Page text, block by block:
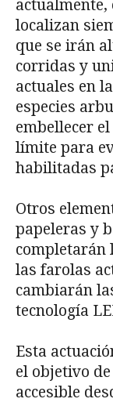
actualmente,
localizan
que se irán
corridas y
actuales en
especies
embellecer
límite para
habilitadas
Otros
papeleras y
completarán
las farolas
cambiarán
tecnología
Esta
el objetivo
accesible